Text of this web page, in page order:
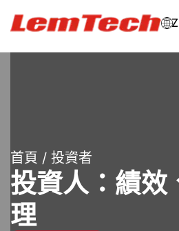
首頁 / 投資者
投資人：績效
理